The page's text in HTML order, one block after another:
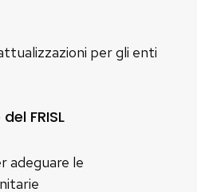
per gli enti
FRISL
adeguare le